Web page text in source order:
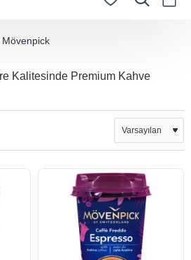
Mövenpick
Kalitesinde Premium Kahve